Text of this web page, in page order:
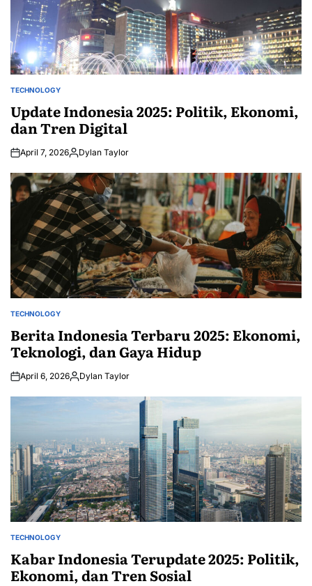
POSTED
TECHNOLOGY
Update Indonesia 2025: Politik, Ekonomi,
dan Tren Digital
April 7, 2026Posted
Dylan Taylor
POSTED
TECHNOLOGY
Berita Indonesia Terbaru 2025: Ekonomi,
Teknologi, dan Gaya Hidup
April 6, 2026Posted
Dylan Taylor
POSTED
TECHNOLOGY
Kabar Indonesia Terupdate 2025: Politik,
Ekonomi, dan Tren Sosial